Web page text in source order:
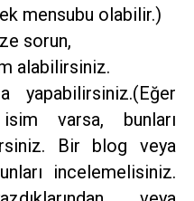
mensubu olabilir.)
sorun,
alabilirsiniz.
yapabilirsiniz.(Eğer
varsa, bunları
Bir blog veya
incelemelisiniz.